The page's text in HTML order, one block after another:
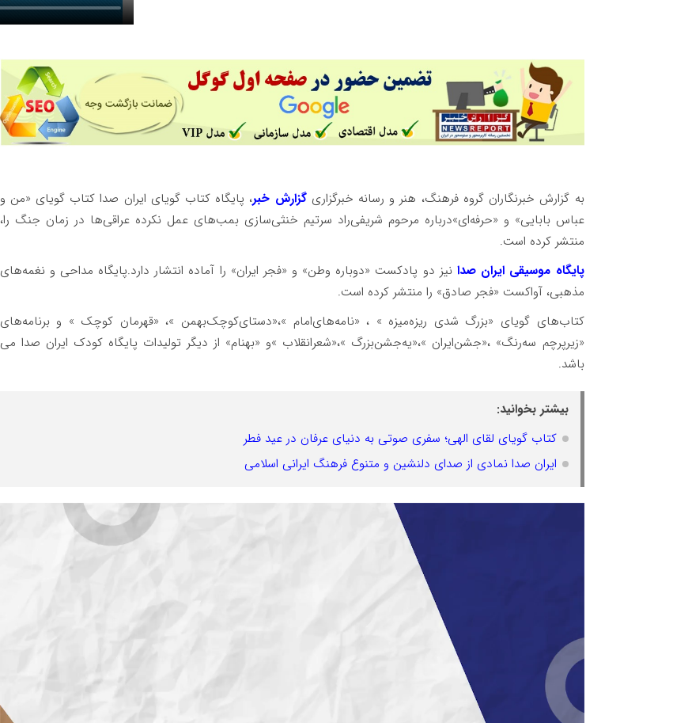
به گزارش خبرنگاران گروه فرهنگ، هنر و رسانه خبرگزاریگزارش خبر، پایگاه کتاب گویای ایران صدا کتاب گویای «من و
عباس بابایی» و «حرفه‌ای»درباره مرحوم شریفی‌راد سرتیم خنثی‌سازی بمب‌های عمل نکرده عراقی‌ها در زمان جنگ را،
منتشر کرده است.
پایگاه موسیقی ایران صدا نیز دو پادکست «دوباره وطن» و «فجر ایران» را آماده انتشار دارد.پایگاه مداحی و نغمه‌های
مذهبی، آواکست «فجر صادق» را منتشر کرده است.
کتاب‌های گویای «بزرگ شدی ریزه‌میزه » ، «نامه‌های‌امام »‌،«دستای‌کوچک‌بهمن »، «قهرمان کوچک » و برنامه‌های
«زیر‌پرچم سه‌رنگ» ،«جشن‌ایران »،«یه‌جشن‌بزرگ »،«شعر‌انقلاب »و «بهنام» از دیگر تولیدات پایگاه کودک ایران صدا می
باشد.
بیشتر بخوانید:
کتاب گویای لقای الهی؛ سفری صوتی به دنیای عرفان در عید فطر
ایران صدا نمادی از صدای دلنشین و متنوع فرهنگ ایرانی اسلامی